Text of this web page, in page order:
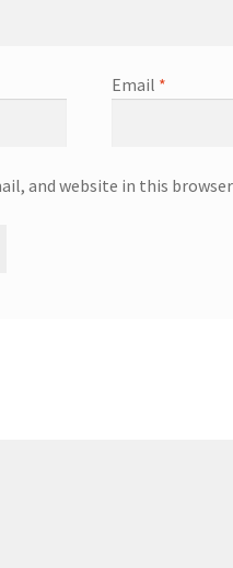
Email *
and website in this